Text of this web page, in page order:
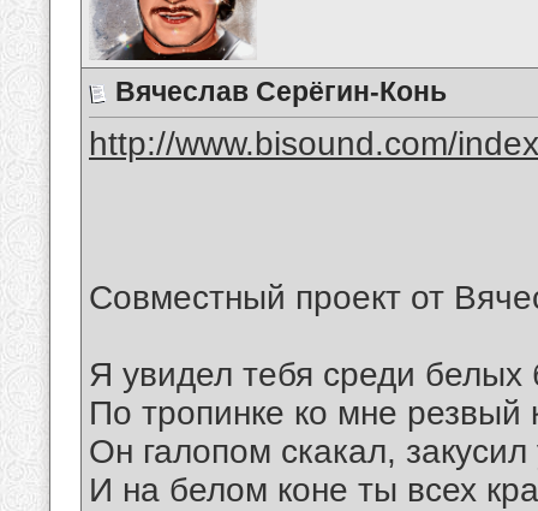
Вячеслав Серёгин-Конь
http://www.bisound.com/
Совместный проект от
Я увидел тебя среди белых
По тропинке ко мне резвый
Он галопом скакал, закусил
И на белом коне ты всех